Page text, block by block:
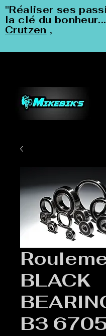
"Réaliser ses
la clé du
Crutzen ,
BLACK
B3